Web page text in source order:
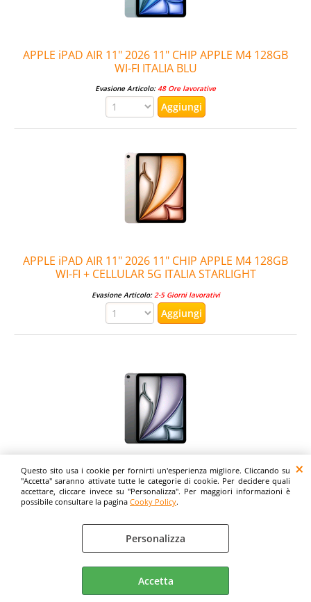
Questo sito usa i cookie per fornirti un'esperienza migliore. Cliccando su
"Accetta" saranno attivate tutte le categorie di cookie. Per decidere quali
accettare, cliccare invece su "Personalizza". Per maggiori informazioni è
possibile consultare la pagina Cooky Policy.
Personalizza
Accetta
APPLE iPAD AIR 11" 2026 11" CHIP APPLE M4 128GB
WI-FI ITALIA BLU
Evasione Articolo:48 Ore lavorative
APPLE iPAD AIR 11" 2026 11" CHIP APPLE M4 128GB
WI-FI + CELLULAR 5G ITALIA STARLIGHT
Evasione Articolo:2-5 Giorni lavorativi
APPLE iPAD AIR 11" 2026 11" CHIP APPLE M4 128GB
WI-FI + CELLULAR 5G ITALIA SPACE GREY